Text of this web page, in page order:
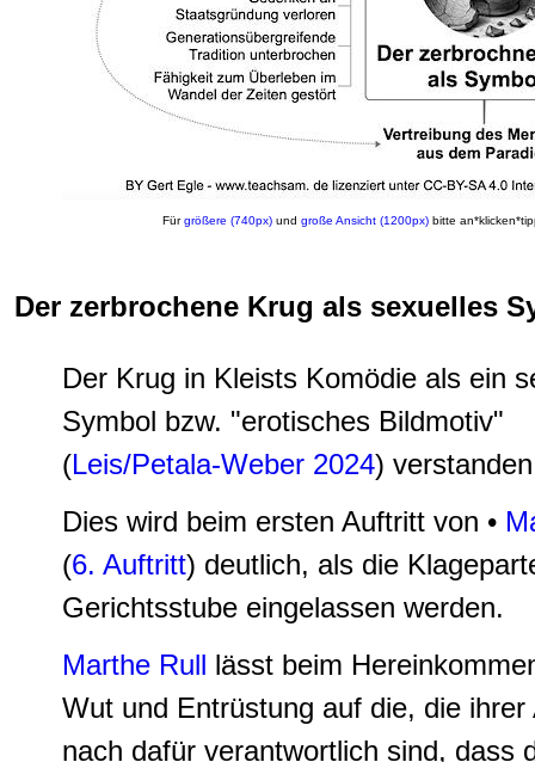
Fürgrößere (740px) und große Ansicht (1200px) bitte
Der zerbrochene Krug als sexuelles
Der Krug in Kleists Komödie als ein
Symbol bzw. "erotisches Bildmotiv"
(Leis/Petala-Weber 2024)
Dies wird beim ersten Auftritt von •
(6. Auftritt) deutlich, als die
Gerichtsstube eingelassen werden.
Marthe Rull lässt beim
Wut und Entrüstung auf die, die ihrer
nach dafür verantwortlich sind, dass